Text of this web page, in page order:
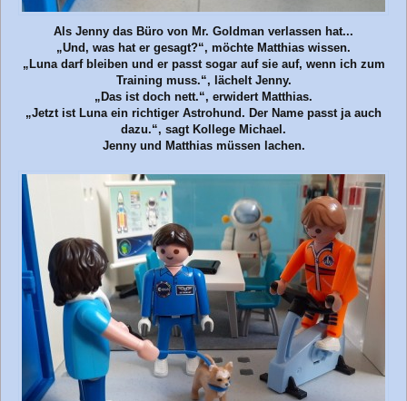
Als Jenny das Büro von Mr. Goldman verlassen hat...
„Und, was hat er gesagt?“, möchte Matthias wissen.
„Luna darf bleiben und er passt sogar auf sie auf, wenn ich zum
Training muss.“, lächelt Jenny.
„Das ist doch nett.“, erwidert Matthias.
„Jetzt ist Luna ein richtiger Astrohund. Der Name passt ja auch
dazu.“, sagt Kollege Michael.
Jenny und Matthias müssen lachen.